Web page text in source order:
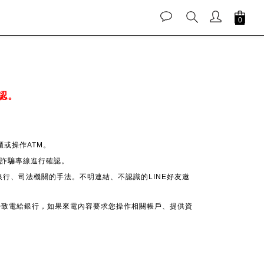
操作ATM。
騙專線進行確認。
、司法機關的手法。不明連結、不認識的LINE好友邀
電給銀行，如果來電內容要求您操作相關帳戶、提供資